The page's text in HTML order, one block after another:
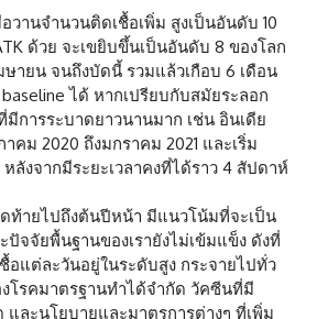
วานจำนวนติดเชื้อเพิ่ม สูงเป็นอันดับ 10
ด้วย จะเขยิบขึ้นเป็นอันดับ 8 ของโลก
ษายน จนถึงบัดนี้ รวมแล้วเกือบ 6 เดือน
ได้ หากเปรียบกับสมัยระลอก
การระบาดยาวนานมาก เช่น อินเดีย
คม 2020 ถึงมกราคม 2021 และเริ่ม
ลังจากมีระยะเวลาคงที่ได้ราว 4 สัปดาห์
ท้ายไปถึงต้นปีหน้า มีแนวโน้มที่จะเป็น
ปัจจัยพื้นฐานของเรายังไม่เข้มแข็ง ดังที่
อแต่ละวันอยู่ในระดับสูง กระจายไปทั่ว
โรคมาตรฐานทำได้จำกัด วัคซีนที่มี
ละนโยบายและมาตรการต่างๆ ที่เพิ่ม